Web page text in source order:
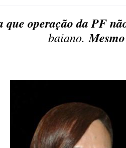
que operação da PF
baiano.